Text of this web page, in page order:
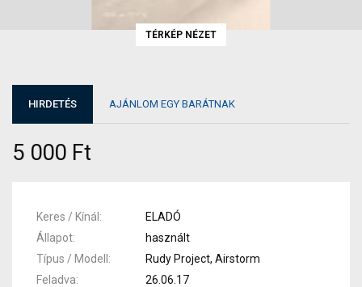
TÉRKÉP NÉZET
HIRDETÉS AJÁNLOM EGY BARÁTNAK
5 000 Ft
Keres / Kínál
ELADÓ
Állapot
használt
Típus / Modell
Rudy Project, Airstorm
Feladva
26.06.17